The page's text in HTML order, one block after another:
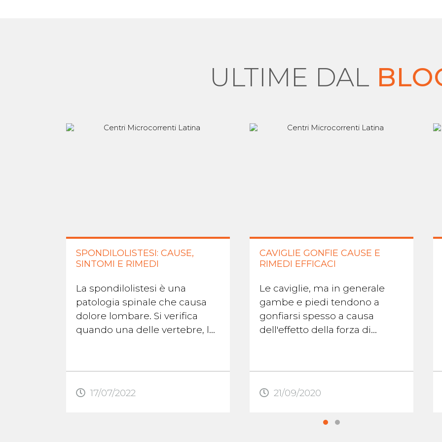
ULTIME DAL
SPONDILOLISTESI: CAUSE,
SINTOMI E RIMEDI
La spondilolistesi è una
patologia spinale che causa
dolore lombare. Si verifica
quando una delle vertebre, le
...
17/07/2022
CAVIGLIE GONFIE CAUSE E
RIMEDI EFFICACI
Le caviglie, ma in generale
gambe e piedi tendono a
gonfiarsi spesso a causa
dell'effetto della forza di
molto tempo in piedi o ...
21/09/2020